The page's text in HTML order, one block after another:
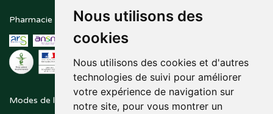
Nous utilisons des
cookies
Nous utilisons des cookies et d'autres
technologies de suivi pour améliorer
votre expérience de navigation sur
notre site, pour vous montrer un
Pharmacie en ligne agréée Paiement sécurisé
Modes de livraison Suivez-nous sur